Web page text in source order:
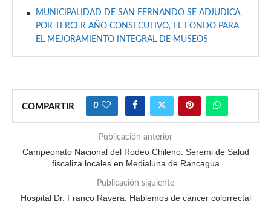
MUNICIPALIDAD DE SAN FERNANDO SE ADJUDICA,
POR TERCER AÑO CONSECUTIVO, EL FONDO PARA
EL MEJORAMIENTO INTEGRAL DE MUSEOS
COMPARTIR 0
Publicación anterior
Campeonato Nacional del Rodeo Chileno: Seremi de Salud
fiscaliza locales en Medialuna de Rancagua
Publicación siguiente
Hospital Dr. Franco Ravera: Hablemos de cáncer colorrectal